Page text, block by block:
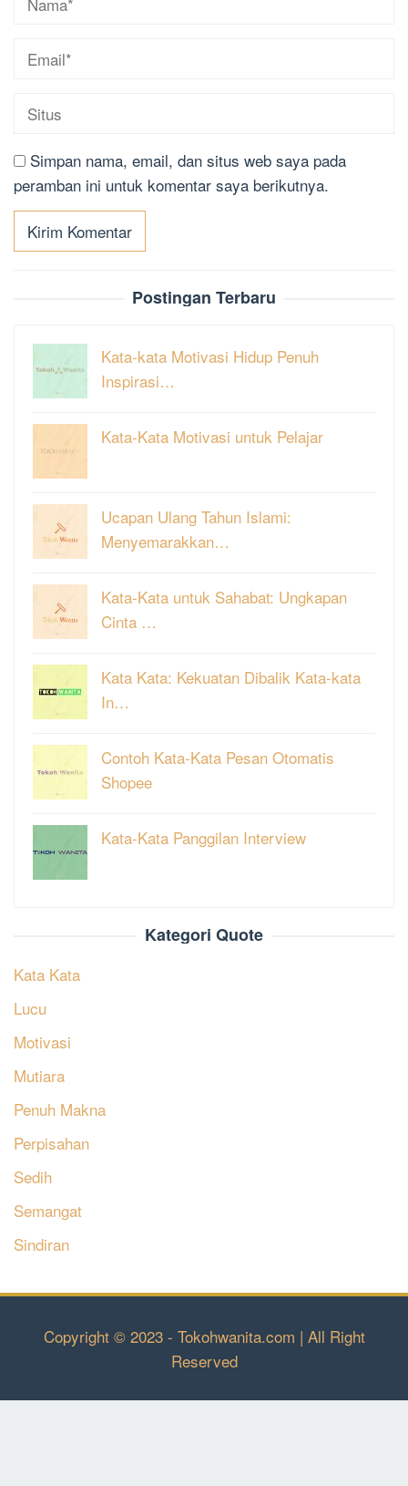
Simpan nama, email, dan situs web saya pada
peramban ini untuk komentar saya berikutnya.
Postingan Terbaru
Kata-kata Motivasi Hidup Penuh
Inspirasi…
Kata-Kata Motivasi untuk Pelajar
Ucapan Ulang Tahun Islami:
Menyemarakkan…
Kata-Kata untuk Sahabat: Ungkapan
Cinta …
Kata Kata: Kekuatan Dibalik Kata-kata
In…
Contoh Kata-Kata Pesan Otomatis
Shopee
Kata-Kata Panggilan Interview
Kategori Quote
Kata Kata
Lucu
Motivasi
Mutiara
Penuh Makna
Perpisahan
Sedih
Semangat
Sindiran
Copyright © 2023 - Tokohwanita.com | All Right
Reserved